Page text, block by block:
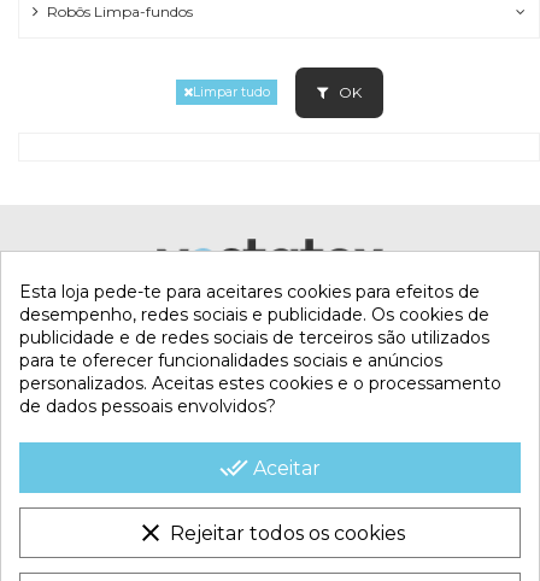
Robôs Limpa-fundos
Limpar tudo OK
CONTACTA CON NOSOTROS
CONDICIONES COMERCIALES
Esta loja pede-te para aceitares cookies para efeitos de
desempenho, redes sociais e publicidade. Os cookies de
publicidade e de redes sociais de terceiros são utilizados
para te oferecer funcionalidades sociais e anúncios
personalizados. Aceitas estes cookies e o processamento
de dados pessoais envolvidos?
done_all Aceitar
clear Rejeitar todos os cookies